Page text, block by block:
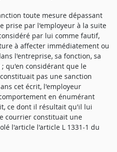
toute mesure dépassant
prise par l'employeur à la suite
par lui comme fautif,
à affecter immédiatement ou
l'entreprise, sa fonction, sa
qu'en considérant que le
pas une sanction
cet écrit, l'employeur
en énumérant
ce dont il résultait qu'il lui
courrier constituait une
l'article l'article L 1331-1 du